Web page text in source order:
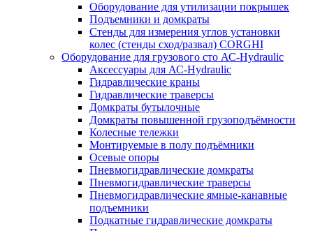
Оборудование для утилизации покрышек
Подъемники и домкраты
Стенды для измерения углов установки
колес (стенды сход/развал) CORGHI
Оборудование для грузового сто АС-Hydraulic
Аксессуары для АС-Hydraulic
Гидравлические краны
Гидравлические траверсы
Домкраты бутылочные
Домкраты повышенной грузоподъёмности
Колесные тележки
Монтируемые в полу подъёмники
Осевые опоры
Пневмогидравлические домкраты
Пневмогидравлические траверсы
Пневмогидравлические ямные-канавные
подъемники
Подкатные гидравлические домкраты